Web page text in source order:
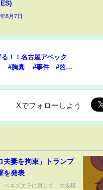
8月7日
る！！名古屋アベック
#胸糞 #事件 #凶悪
Xでフォローしよう
夫妻を拘束」トランプ
を発表
ベネズエラに対して「大規模